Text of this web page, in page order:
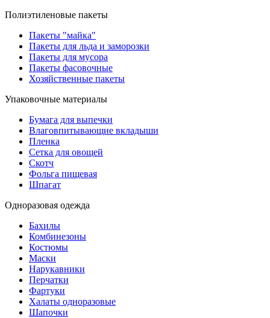
Полиэтиленовые пакеты
Пакеты "майка"
Пакеты для льда и заморозки
Пакеты для мусора
Пакеты фасовочные
Хозяйственные пакеты
Упаковочные материалы
Бумага для выпечки
Влаговпитывающие вкладыши
Пленка
Сетка для овощей
Скотч
Фольга пищевая
Шпагат
Одноразовая одежда
Бахилы
Комбинезоны
Костюмы
Маски
Нарукавники
Перчатки
Фартуки
Халаты одноразовые
Шапочки